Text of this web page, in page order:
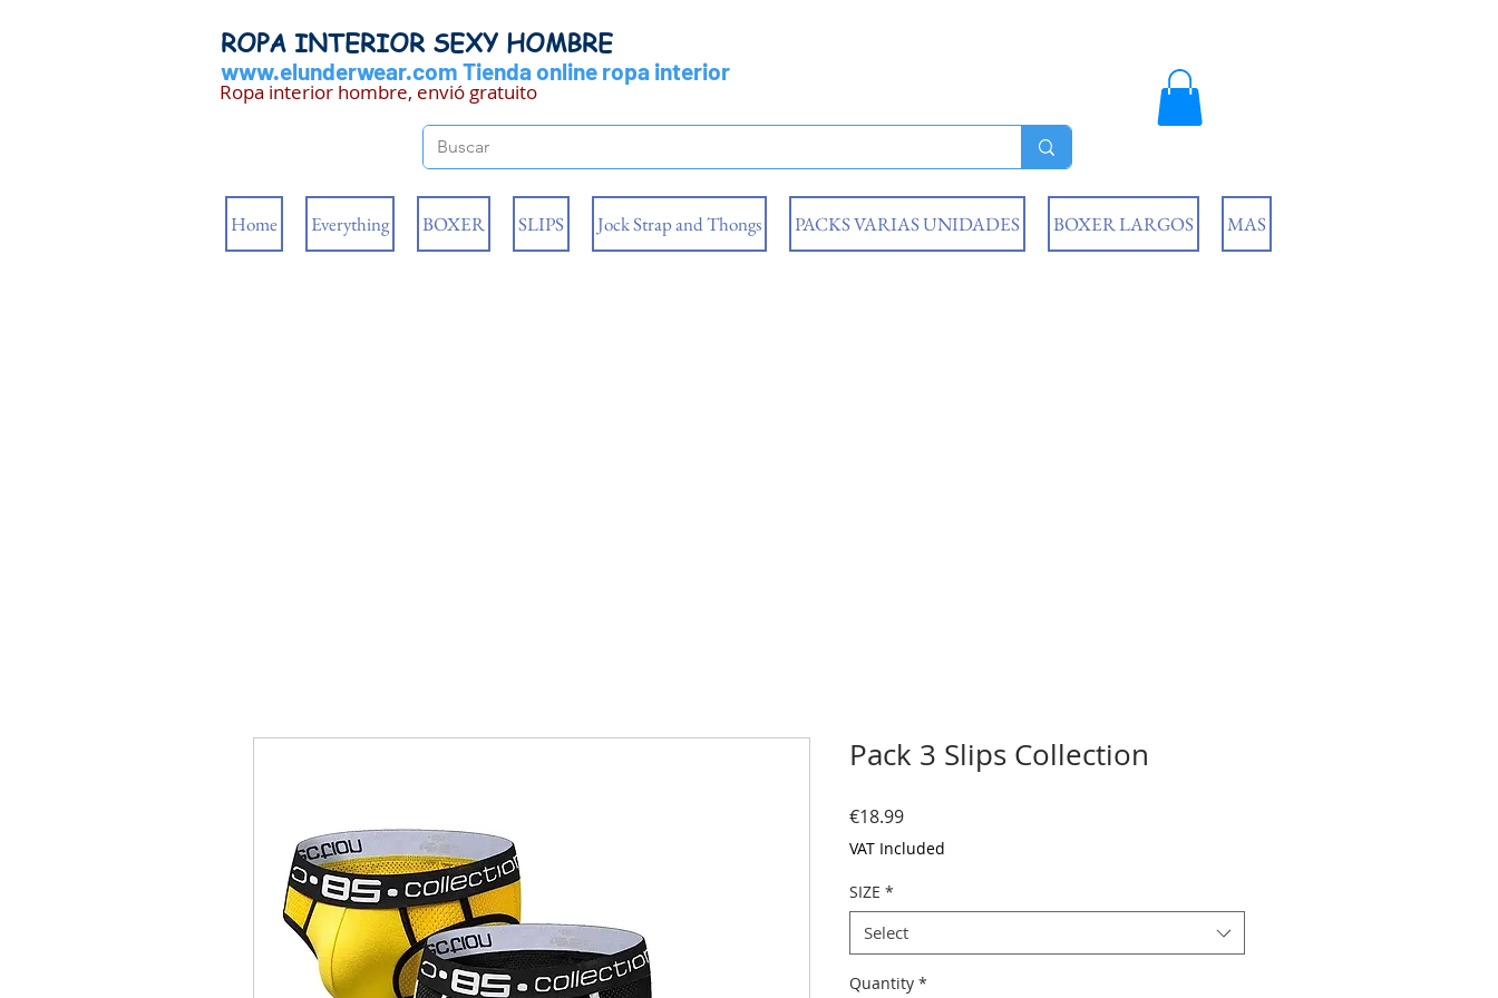
ROPA INTERIOR SEXY HOMBRE
www.elunderwear.com Tienda online ropa interior
Ropa interior hombre, envió gratuito
Home Everything BOXER SLIPS Jock Strap and Thongs PACKS VARIAS UNIDADES BOXER LARGOS MAS
Pack 3 Slips Collection
€18.99Price
VAT Included
SIZE *
Select
Quantity *